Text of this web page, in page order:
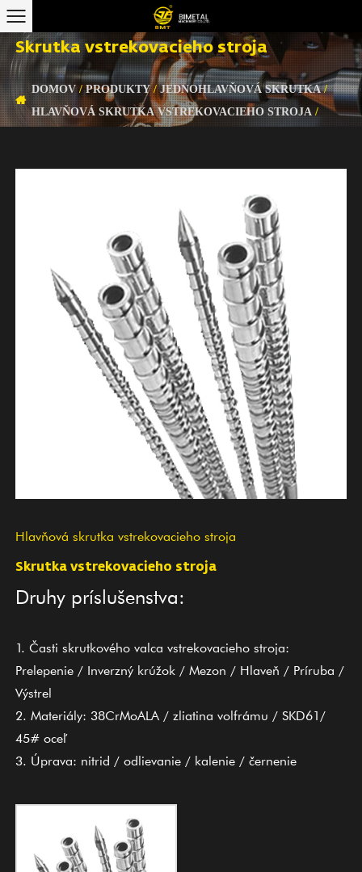
Skrutka vstrekovacieho stroja
DOMOV/PRODUKTY/JEDNOHLAVŇOVÁ SKRUTKA/
HLAVŇOVÁ SKRUTKA VSTREKOVACIEHO STROJA /
Hlavňová skrutka vstrekovacieho stroja
Skrutka vstrekovacieho stroja
Druhy príslušenstva:
1. Časti skrutkového valca vstrekovacieho stroja:
Prelepenie / Inverzný krúžok / Mezon / Hlaveň / Príruba /
Výstrel
2. Materiály: 38CrMoALA / zliatina volfrámu / SKD61/
45# oceľ
3. Úprava: nitrid / odlievanie / kalenie / černenie